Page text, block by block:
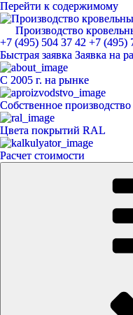
Перейти к содержимому
Производство
ЕвроМет
+7 (495) 504 37 42 +7 (495)
Быстрая заявка Заявка на
С 2005 г. на рынке
Собственное производство
Цвета покрытий RAL
Расчет стоимости